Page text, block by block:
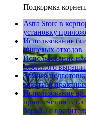
Подкормка
Astra Store в
установку
Использование
пищевых отходов
Использование
сезонного
Зимняя
советы и практики
Использование
привлечения
борьбы с